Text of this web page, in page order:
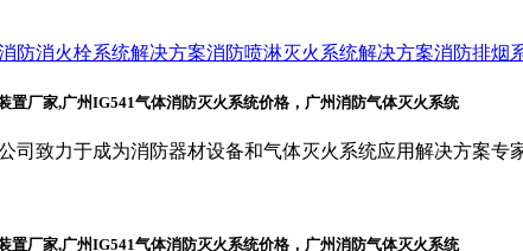
防消火栓系统解决方案消防喷淋灭火系统解决方案消防排烟
司致力于成为消防器材设备和气体灭火系统应用解决方案